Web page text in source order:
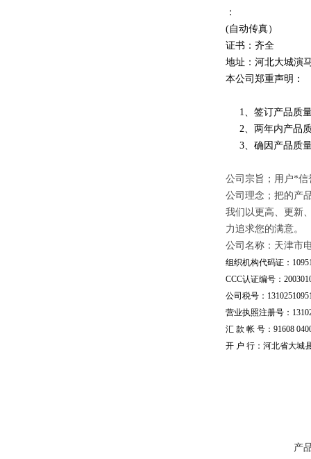
：
(自动传真）
证书：齐全
地址：河北大城演
本公司郑重声明：
1、签订产品质量
2、两年内产品质
3、确因产品质量
公司宗旨；用户*
公司理念；把的产
我们以更高、更新
力追求您的满意。
公司名称：天津市
组织机构代码证：
CCC认证编号：
公司税号：
营业执照注册号：
汇 款 帐 号：91608
开 户 行：河北省大城
产